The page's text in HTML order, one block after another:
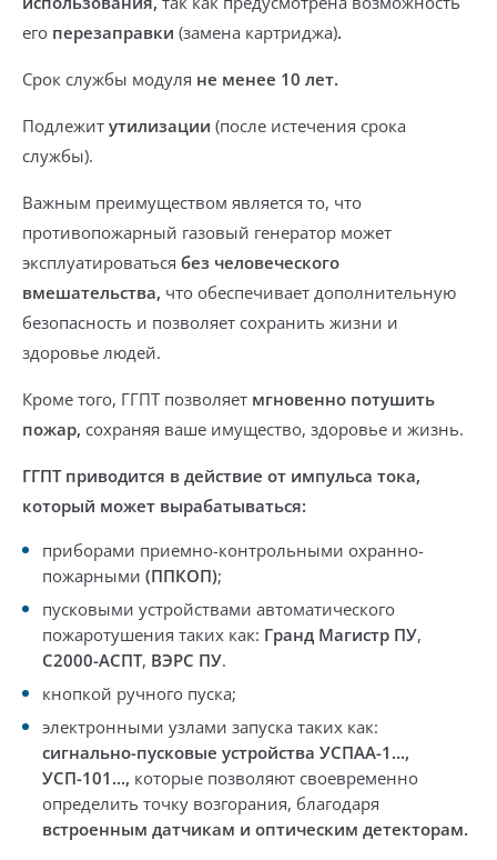
его перезаправки (замена картриджа).
Срок службы модуля не менее 10 лет.
Подлежит утилизации (после истечения срока
службы).
Важным преимуществом является то, что
противопожарный газовый генератор может
эксплуатироваться без человеческого
вмешательства, что обеспечивает дополнительную
безопасность и позволяет сохранить жизни и
здоровье людей.
Кроме того, ГГПТ позволяет мгновенно потушить
пожар, сохраняя ваше имущество, здоровье и жизнь.
ГГПТ приводится в действие от импульса тока,
который может вырабатываться:
приборами приемно-контрольными охранно-
пожарными (ППКОП);
пусковыми устройствами автоматического
пожаротушения таких как: Гранд Магистр ПУ,
С2000-АСПТ, ВЭРС ПУ.
кнопкой ручного пуска;
электронными узлами запуска таких как:
сигнально-пусковые устройства УСПАА-1...,
УСП-101..., которые позволяют своевременно
определить точку возгорания, благодаря
встроенным датчикам и оптическим детекторам.